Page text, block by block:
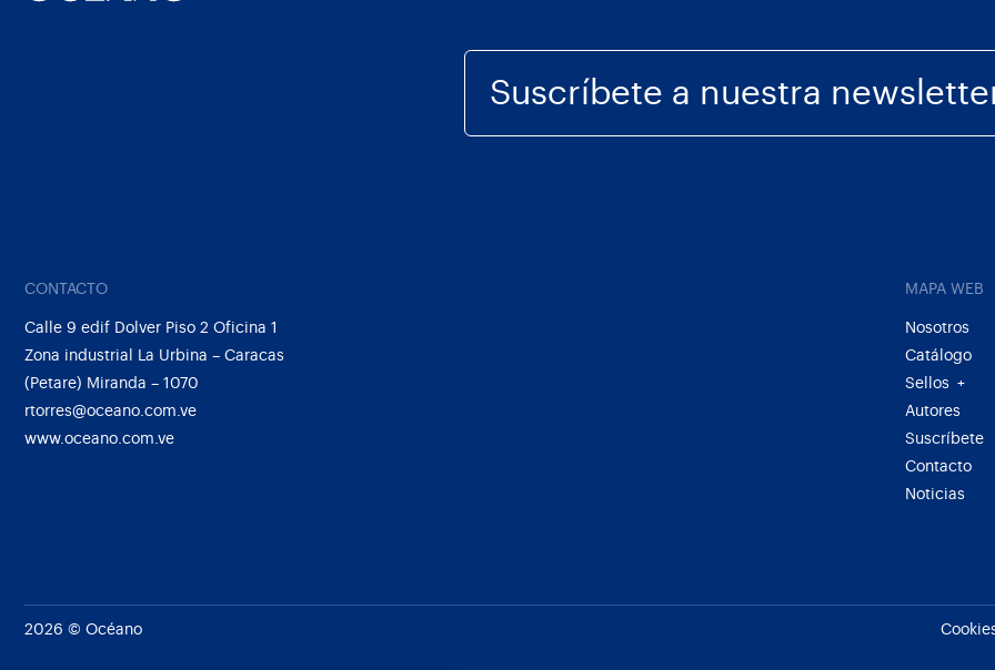
Suscríbete a nuestra
CONTACTO
Calle 9 edif Dolver Piso 2 Oficina 1
Zona industrial La Urbina – Caracas
(Petare) Miranda – 1070
rtorres@oceano.com.ve
www.oceano.com.ve
MAPA WEB
Nosotros
Catálogo
Sellos
+
Autores
Suscríbete
Contacto
Noticias
2026 © Océano